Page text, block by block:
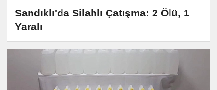
Sandıklı'da Silahlı Çatışma: 2 Ölü, 1
Yaralı